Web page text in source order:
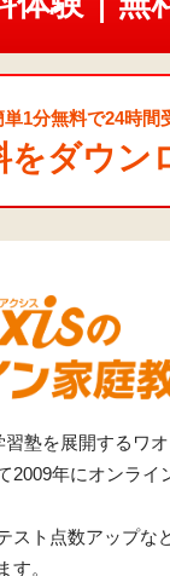
単1分無料で24時間
をダウン
塾を展開するワ
2009年にオンライ
スト点数アップな
す。